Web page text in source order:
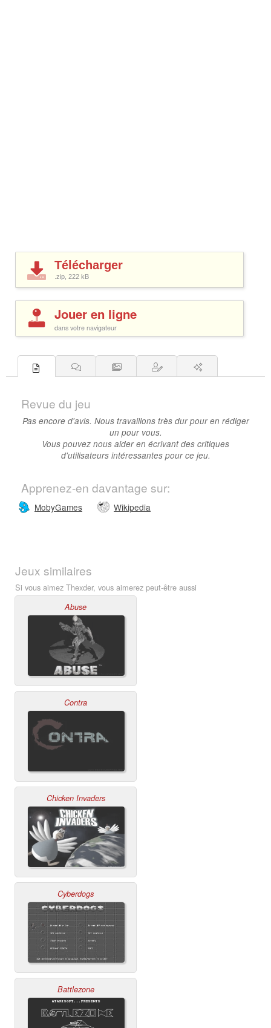
Télécharger
.zip, 222 kB
Jouer en ligne
dans votre navigateur
Revue du jeu
Pas encore d'avis. Nous travaillons très dur pour en rédiger
un pour vous.
Vous pouvez nous aider en écrivant des critiques
d'utilisateurs intéressantes pour ce jeu.
Apprenez-en davantage sur:
MobyGames Wikipedia
Jeux similaires
Si vous aimez Thexder, vous aimerez peut-être aussi
Abuse
Contra
Chicken Invaders
Cyberdogs
Battlezone